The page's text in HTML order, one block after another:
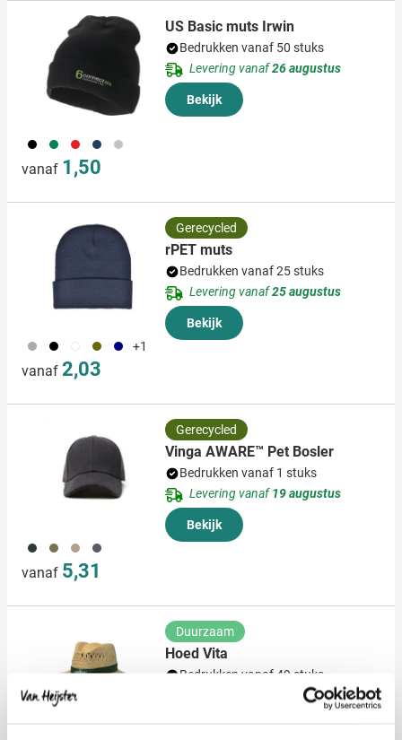
001 004 008 307 580
vanaf 1,50
US Basic muts Irwin
Bedrukken vanaf 50 stuks
Levering vanaf26 augustus
Bekijk
099 001 002 402 536 +1
vanaf 2,03
Gerecycled
rPET muts
Bedrukken vanaf 25 stuks
Levering vanaf25 augustus
Bekijk
001 004 357 536
vanaf 5,31
Gerecycled
Vinga AWARE™ Pet Bosler
Bedrukken vanaf 1 stuks
Levering vanaf19 augustus
Bekijk
Duurzaam
Hoed Vita
Bedrukken vanaf 49 stuks
21 augustus